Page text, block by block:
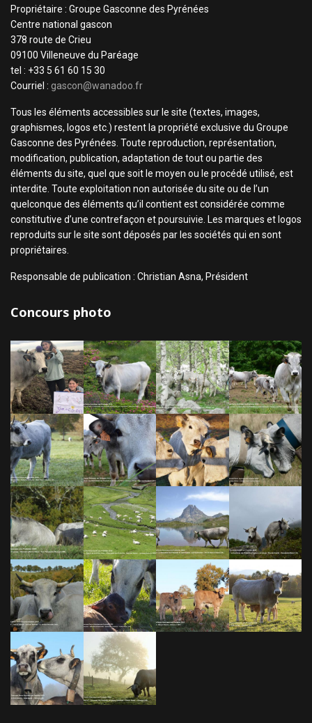
Propriétaire : Groupe Gasconne des Pyrénées
Centre national gascon
378 route de Crieu
09100 Villeneuve du Paréage
tel : +33 5 61 60 15 30
Courriel : gascon@wanadoo.fr
Tous les éléments accessibles sur le site (textes, images,
graphismes, logos etc.) restent la propriété exclusive du Groupe
Gasconne des Pyrénées. Toute reproduction, représentation,
modification, publication, adaptation de tout ou partie des
éléments du site, quel que soit le moyen ou le procédé utilisé, est
interdite. Toute exploitation non autorisée du site ou de l’un
quelconque des éléments qu’il contient est considérée comme
constitutive d’une contrefaçon et poursuivie. Les marques et logos
reproduits sur le site sont déposés par les sociétés qui en sont
propriétaires.
Responsable de publication : Christian Asna, Président
Concours photo